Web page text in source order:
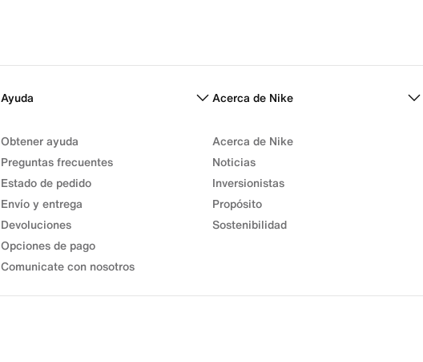
Ayuda
Obtener ayuda
Preguntas frecuentes
Estado de pedido
Envío y entrega
Devoluciones
Opciones de pago
Comunicate con nosotros
Acerca de Nike
Acerca de Nike
Noticias
Inversionistas
Propósito
Sostenibilidad